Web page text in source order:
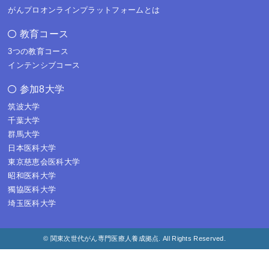
がんプロオンラインプラットフォームとは
教育コース
3つの教育コース
インテンシブコース
参加8大学
筑波大学
千葉大学
群馬大学
日本医科大学
東京慈恵会医科大学
昭和医科大学
獨協医科大学
埼玉医科大学
© 関東次世代がん専門医療人養成拠点. All Rights Reserved.